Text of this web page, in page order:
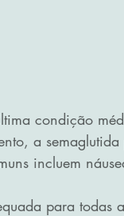
condição
a
incluem